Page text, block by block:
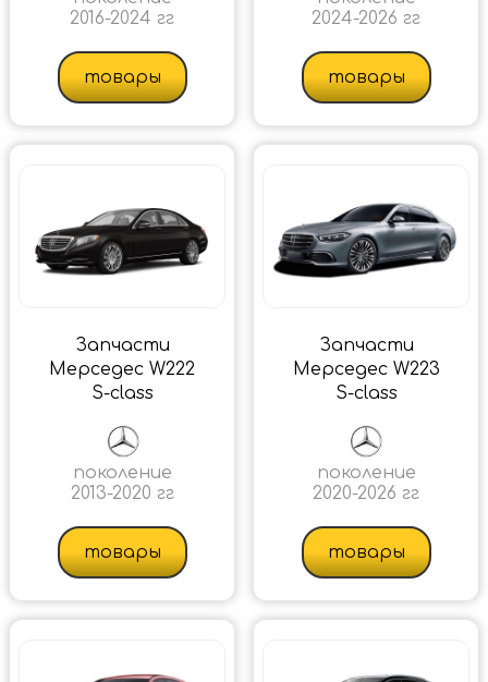
2016-2024 гг
товары
2024-2026 гг
товары
Запчасти
Мерседес W222
S-class
поколение
2013-2020 гг
товары
Запчасти
Мерседес W223
S-class
поколение
2020-2026 гг
товары